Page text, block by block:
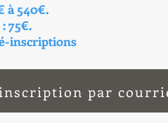
par
à 540€.
75€.
inscriptions